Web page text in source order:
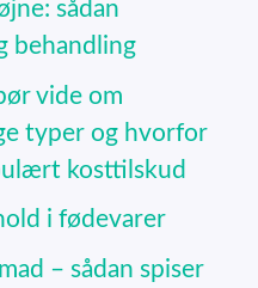
sådan
behandling
vide om
typer og hvorfor
kosttilskud
i fødevarer
– sådan spiser